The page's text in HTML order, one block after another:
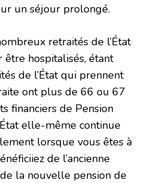
un séjour prolongé.
retraités de l’État
être hospitalisés, étant
de l’État qui prennent
ont plus de 66 ou 67
financiers de Pension
elle-même continue
lorsque vous êtes à
de l’ancienne
la nouvelle pension de